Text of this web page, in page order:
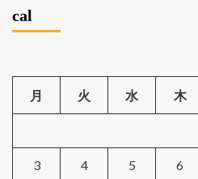
cal
月 火 水 木
3 4 5 6